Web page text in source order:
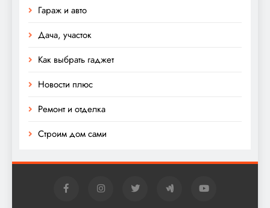
Гараж и авто
Дача, участок
Как выбрать гаджет
Новости плюс
Ремонт и отделка
Строим дом сами